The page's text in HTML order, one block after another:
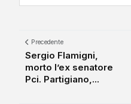
Precedente
Sergio Flamigni,
morto l’ex senatore
Pci. Partigiano,...